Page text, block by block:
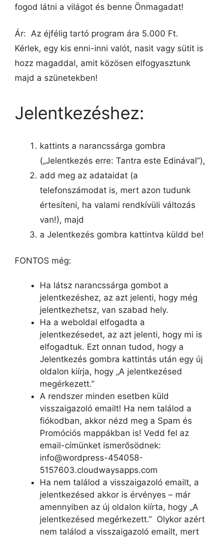
fogod látni a világot és benne Önmagadat!
Ár: Az éjfélig tartó program ára 5.000 Ft.
Kérlek, egy kis enni-inni valót, nasit vagy sütit is
hozz magaddal, amit közösen elfogyasztunk
majd a szünetekben!
Jelentkezéshez:
kattints a narancssárga gombra
(„Jelentkezés erre: Tantra este Edinával”),
add meg az adataidat (a
telefonszámodat is, mert azon tudunk
értesíteni, ha valami rendkívüli változás
van!), majd
a Jelentkezés gombra kattintva küldd be!
FONTOS még:
Ha látsz narancssárga gombot a
jelentkezéshez, az azt jelenti, hogy még
jelentkezhetsz, van szabad hely.
Ha a weboldal elfogadta a
jelentkezésedet, az azt jelenti, hogy mi is
elfogadtuk. Ezt onnan tudod, hogy a
Jelentkezés gombra kattintás után egy új
oldalon kiírja, hogy „A jelentkezésed
megérkezett.”
A rendszer minden esetben küld
visszaigazoló emailt! Ha nem találod a
fiókodban, akkor nézd meg a Spam és
Promóciós mappákban is! Vedd fel az
email-címünket ismerősödnek:
info@wordpress-454058-
5157603.cloudwaysapps.com
Ha nem találod a visszaigazoló emailt, a
jelentkezésed akkor is érvényes – már
amennyiben az új oldalon kiírta, hogy „A
jelentkezésed megérkezett.” Olykor azért
nem találod a visszaigazoló emailt, mert